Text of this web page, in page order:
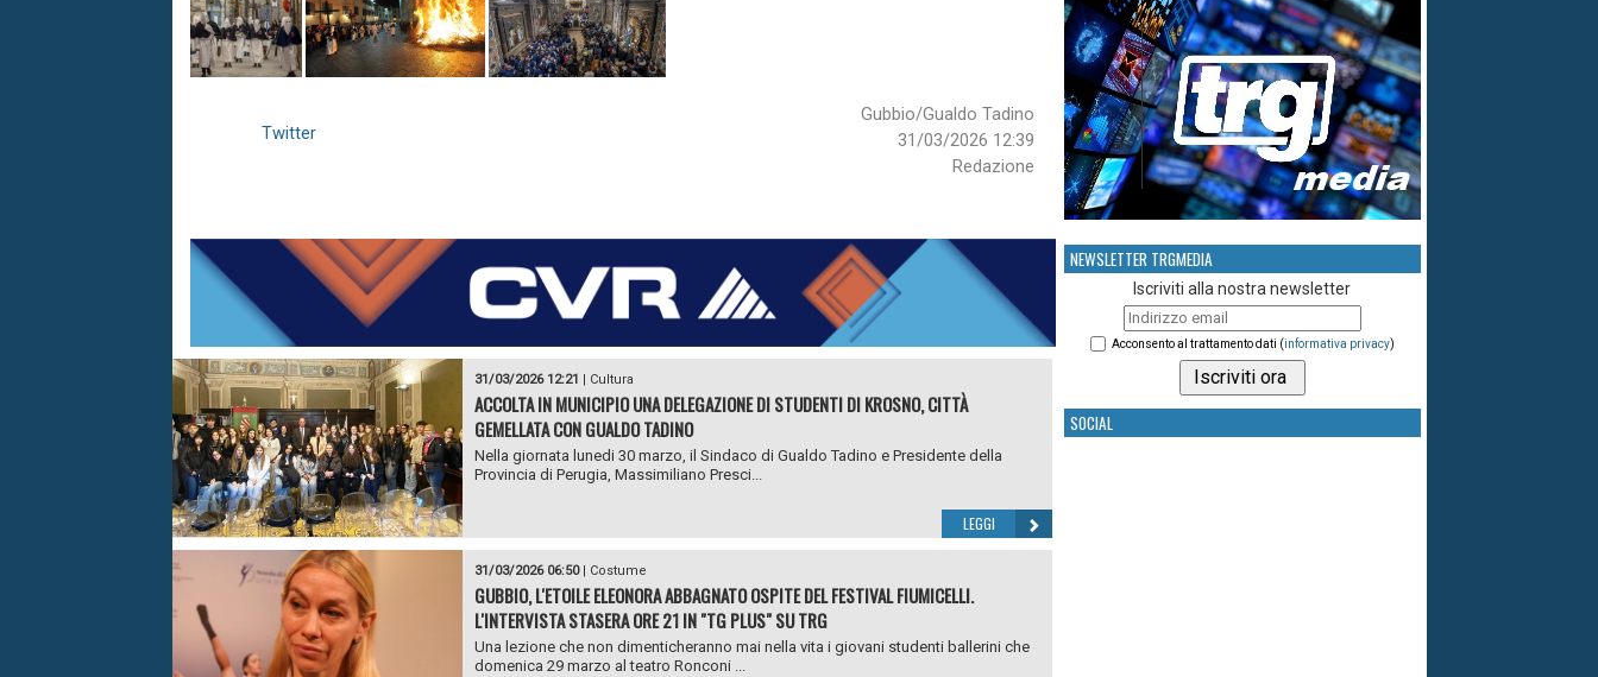
Gubbio/Gualdo Tadino
31/03/2026 12:39
Redazione
Twitter
31/03/2026 12:21 Cultura
ACCOLTA IN MUNICIPIO UNA DELEGAZIONE DI STUDENTI DI KROSNO, CITTÀ
GEMELLATA CON GUALDO TADINO
Nella giornata lunedi 30 marzo, il Sindaco di Gualdo Tadino e Presidente della
Provincia di Perugia, Massimiliano Presci...
LEGGI
31/03/2026 06:50| Costume
GUBBIO, L'ETOILE ELEONORA ABBAGNATO OSPITE DEL FESTIVAL FIUMICELLI.
L'INTERVISTA STASERA ORE 21 IN "TG PLUS" SU TRG
Una lezione che non dimenticheranno mai nella vita i giovani studenti ballerini che
domenica 29 marzo al teatro Ronconi ...
NEWSLETTER TRGMEDIA
Iscriviti alla nostra newsletter
Acconsento al trattamento dati (informativa privacy)
SOCIAL